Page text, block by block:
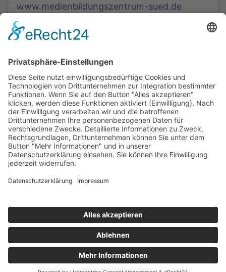
www.medienbildungszentrum-sued.de
Podcasts, Themen und Informationen.
Entdecken Sie unser Forum für Medien, Bildung
und Demokratie - jederzeit und überall
verfügbar.
Mehr erfahren
COOKIE-EINSTELLUNGEN